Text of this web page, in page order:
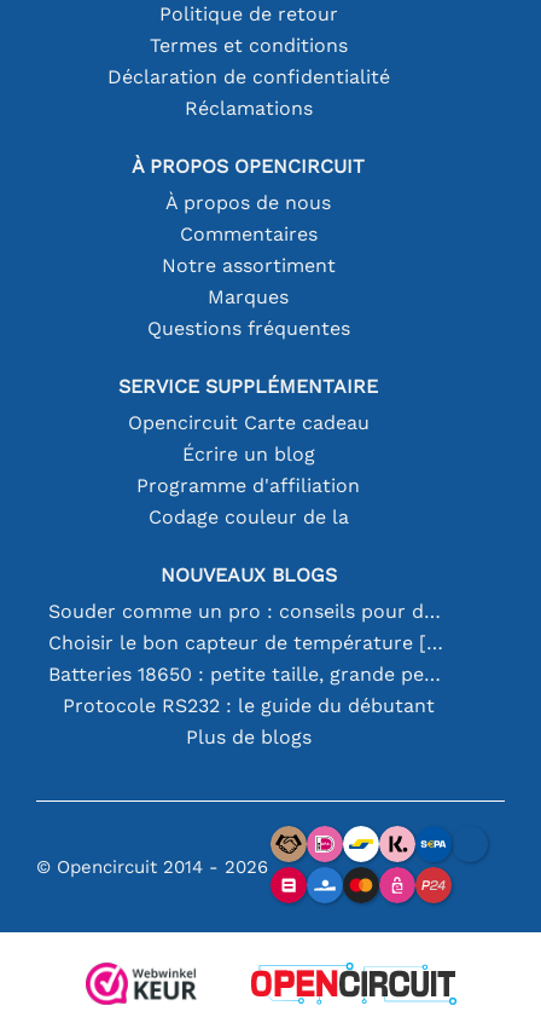
Politique de retour
Termes et conditions
Déclaration de confidentialité
Réclamations
À PROPOS OPENCIRCUIT
À propos de nous
Commentaires
Notre assortiment
Marques
Questions fréquentes
SERVICE SUPPLÉMENTAIRE
Opencircuit Carte cadeau
Écrire un blog
Programme d'affiliation
Codage couleur de la
NOUVEAUX BLOGS
Souder comme un pro : conseils pour des connexions électroniques parfaites
Choisir le bon capteur de température [youtube]
Batteries 18650 : petite taille, grande performance
Protocole RS232 : le guide du débutant
Plus de blogs
© Opencircuit 2014 - 2026